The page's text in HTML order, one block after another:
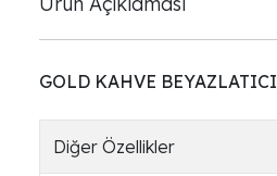
GOLD KAHVE BEYAZLATICI
Diğer Özellikler